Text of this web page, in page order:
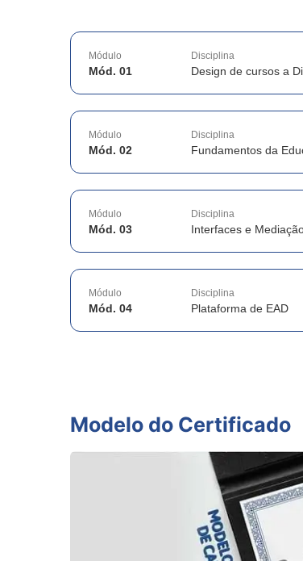
Módulo
Mód. 01
Disciplina
Design de cursos a
Módulo
Mód. 02
Disciplina
Fundamentos da
Módulo
Mód. 03
Disciplina
Interfaces e
Módulo
Mód. 04
Disciplina
Plataforma de EAD
Modelo do Certificado